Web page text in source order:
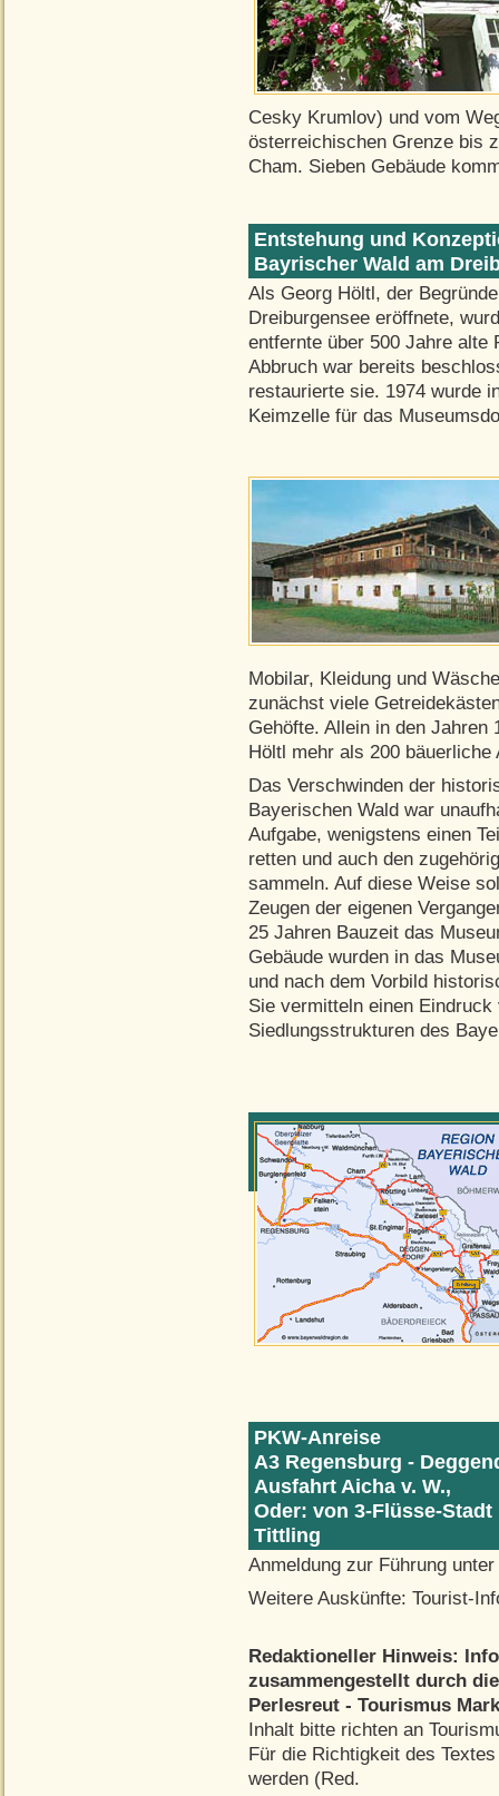
Cesky Krumlov) und vom
österreichischen Grenze bis
Cham. Sieben Gebäude
Entstehung und
Bayrischer Wald am
Als Georg Höltl, der
Dreiburgensee eröffnete,
entfernte über 500 Jahre alte
Abbruch war bereits
restaurierte sie. 1974 wurde
Keimzelle für das
Mobilar, Kleidung und
zunächst viele
Gehöfte. Allein in den Jahren
Höltl mehr als 200 bäuerliche
Das Verschwinden der
Bayerischen Wald war
Aufgabe, wenigstens einen
retten und auch den
sammeln. Auf diese Weise
Zeugen der eigenen
25 Jahren Bauzeit das
Gebäude wurden in das
und nach dem Vorbild
Sie vermitteln einen
Siedlungsstrukturen des
PKW-Anreise
A3 Regensburg -
Ausfahrt Aicha v. W.,
Oder: von 3-Flüsse-
Tittling
Anmeldung zur Führung
Weitere Auskünfte: Tourist-
Redaktioneller Hinweis:
zusammengestellt durch
Perlesreut - Tourismus
Inhalt bitte richten an
Für die Richtigkeit des
werden (Red.